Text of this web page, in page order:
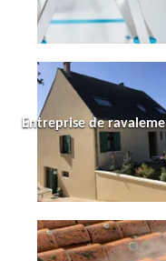
Entreprise de